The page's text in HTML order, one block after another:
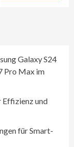
Galaxy S24
Pro Max im
Effizienz und
für Smart-